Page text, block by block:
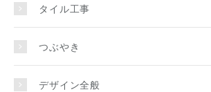
タイル工事
つぶやき
デザイン全般